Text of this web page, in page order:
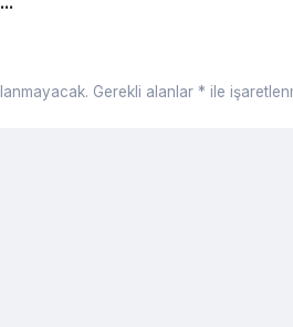
Gerekli alanlar * ile